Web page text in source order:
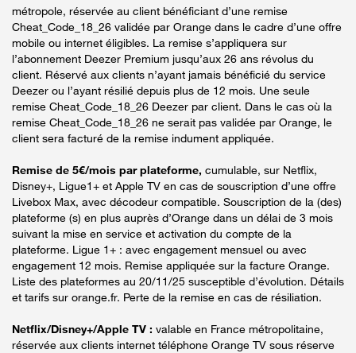
métropole, réservée au client bénéficiant d’une remise
Cheat_Code_18_26 validée par Orange dans le cadre d’une offre
mobile ou internet éligibles. La remise s’appliquera sur
l’abonnement Deezer Premium jusqu’aux 26 ans révolus du
client. Réservé aux clients n’ayant jamais bénéficié du service
Deezer ou l’ayant résilié depuis plus de 12 mois. Une seule
remise Cheat_Code_18_26 Deezer par client. Dans le cas où la
remise Cheat_Code_18_26 ne serait pas validée par Orange, le
client sera facturé de la remise indument appliquée.
Remise de 5€/mois par plateforme, cumulable, sur Netflix,
Disney+, Ligue1+ et Apple TV en cas de souscription d’une offre
Livebox Max, avec décodeur compatible. Souscription de la (des)
plateforme (s) en plus auprès d’Orange dans un délai de 3 mois
suivant la mise en service et activation du compte de la
plateforme. Ligue 1+ : avec engagement mensuel ou avec
engagement 12 mois. Remise appliquée sur la facture Orange.
Liste des plateformes au 20/11/25 susceptible d’évolution. Détails
et tarifs sur orange.fr. Perte de la remise en cas de résiliation.
Netflix/Disney+/Apple TV : valable en France métropolitaine,
réservée aux clients internet téléphone Orange TV sous réserve